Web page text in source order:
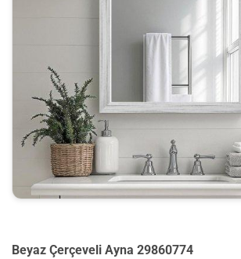
Beyaz Çerçeveli Ayna 29860774